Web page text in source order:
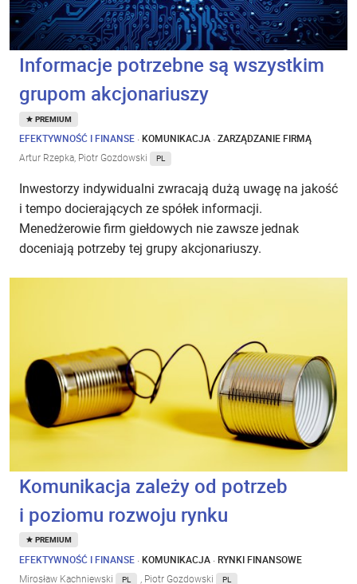
Informacje potrzebne są wszystkim
grupom akcjonariuszy
PREMIUM
EFEKTYWNOŚĆ I FINANSE ·KOMUNIKACJA ·ZARZĄDZANIE FIRMĄ
Artur Rzepka, Piotr Gozdowski PL
Inwestorzy indywidualni zwracają dużą uwagę na jakość
i tempo docierających ze spółek informacji.
Menedżerowie firm giełdowych nie zawsze jednak
doceniają potrzeby tej grupy akcjonariuszy.
Komunikacja zależy od potrzeb
i poziomu rozwoju rynku
PREMIUM
EFEKTYWNOŚĆ I FINANSE ·KOMUNIKACJA ·RYNKI FINANSOWE
Mirosław Kachniewski PL , Piotr Gozdowski PL